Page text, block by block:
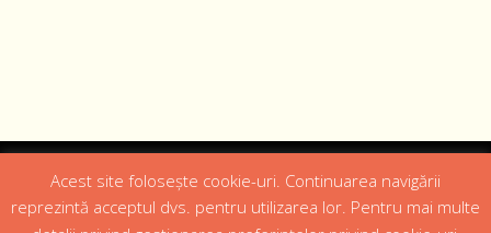
Acest site folosește cookie-uri. Continuarea navigării
reprezintă acceptul dvs. pentru utilizarea lor. Pentru mai multe